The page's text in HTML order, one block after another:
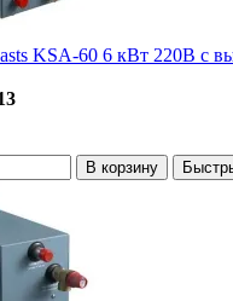
KSA-60 6 кВт 220В с
В корзину